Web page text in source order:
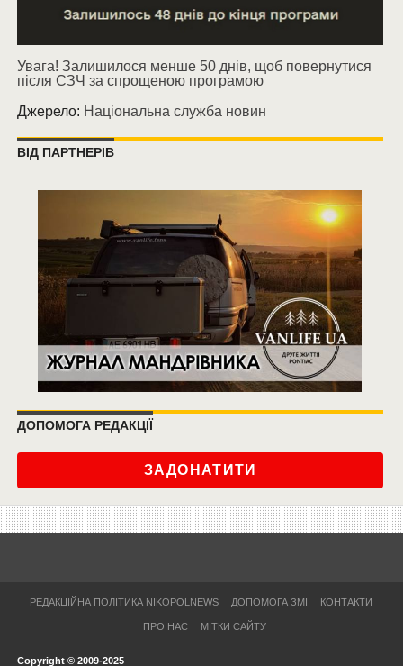
Увага! Залишилося менше 50 днів, щоб повернутися
після СЗЧ за спрощеною програмою
Джерело: Національна служба новин
ВІД ПАРТНЕРІВ
ДОПОМОГА РЕДАКЦІЇ
ЗАДОНАТИТИ
РЕДАКЦІЙНА ПОЛІТИКА NIKOPOLNEWS ДОПОМОГА ЗМІ КОНТАКТИ
ПРО НАС МІТКИ САЙТУ
Copyright © 2009-2025